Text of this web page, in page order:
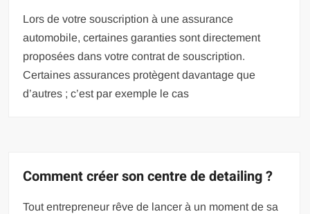
Lors de votre souscription à une assurance
automobile, certaines garanties sont directement
proposées dans votre contrat de souscription.
Certaines assurances protègent davantage que
d’autres ; c’est par exemple le cas
Comment créer son centre de detailing ?
Tout entrepreneur rêve de lancer à un moment de sa